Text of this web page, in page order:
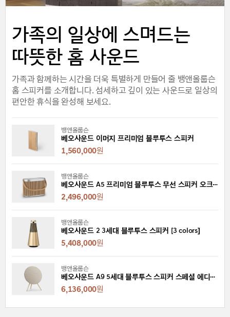
가족의 일상에 스며드는
따뜻한 홈 사운드
가족과 함께하는 시간을 더욱 특별하게 만들어 줄 뱅앤올룹슨
홈 스피커를 소개합니다. 섬세하고 깊이 있는 사운드로 일상의
편안한 휴식을 완성해 보세요.
뱅앤올룹슨
베오사운드 이머지 프리미엄 블루투스 스피커
1,560,000원
뱅앤올룹슨
베오사운드 A5 프리미엄 블루투스 무선 스피커 오크 [2 colors]
2,496,000원
뱅앤올룹슨
베오사운드 2 3세대 블루투스 스피커 [3 colors]
5,408,000원
뱅앤올룹슨
베오사운드 A9 5세대 블루투스 스피커 스페셜 에디션 [2 colors]
6,136,000원